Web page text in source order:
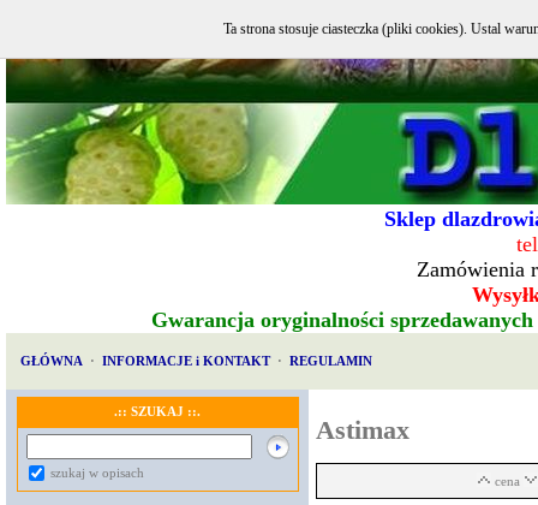
Sklep
Zamówienia
Gwarancja oryginalności
GŁÓWNA · INFORMACJE i KONTAKT · REGULAMIN
.:: SZUKAJ ::.
szukaj w opisach
Astimax
cena
Ta strona stosuje ciasteczka (pliki cookies). Ustal